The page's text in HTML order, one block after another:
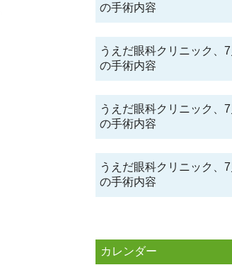
の手術内容
うえだ眼科クリニック、7
の手術内容
うえだ眼科クリニック、7
の手術内容
うえだ眼科クリニック、7
の手術内容
カレンダー